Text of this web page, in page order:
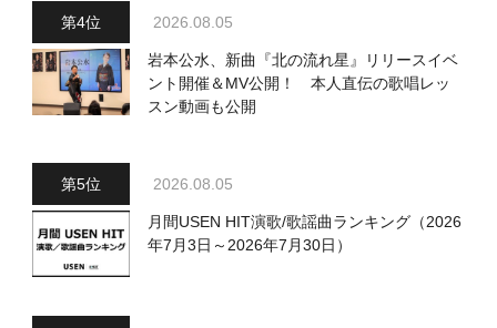
2026.08.05
岩本公水、新曲『北の流れ星』リリースイベ
ント開催＆MV公開！ 本人直伝の歌唱レッ
スン動画も公開
2026.08.05
月間USEN HIT演歌/歌謡曲ランキング（2026
年7月3日～2026年7月30日）